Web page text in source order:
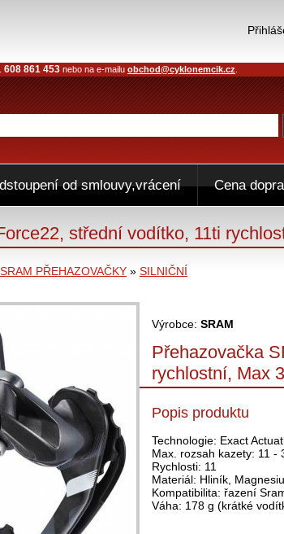
střední vodítko, 11ti
SRAM PŘEHAZOVAČKY » SILNIČNÍ
Výrobce: SRAM
Přehazovačka
rychlostní, Max
Popis produktu
Technologie: Exact
Max. rozsah kazety: 11 -
Rychlosti: 11
Materiál: Hliník,
Kompatibilita: řazení
Váha: 178 g (krátké
608 861 453 nebo na e-mailu obchod@cyklonemcik.cz
od smlouvy,vrácení Cena